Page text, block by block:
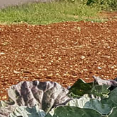
Ministarstva
uložilo više
strateških ciljeva.
Poreča, pohvalio
i znanosti.
podrška ključna